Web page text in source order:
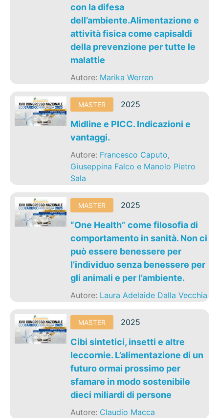
con la difesa
dell’ambiente.Alimentazione e
attività fisica come capisaldi
della prevenzione per tutte le
malattie
Autore: Marika Werren
MASTER 2025
Midline e PICC. Indicazioni e
vantaggi.
Autore: Francesco Caputo,
Giuseppina Falco e Manolo Pietro
Sala
MASTER 2025
“One Health” come filosofia di
comportamento in sanità. Non ci
può essere benessere per
l’individuo senza benessere per
gli animali e per l’ambiente.
Autore: Laura Adelaide Dalla Vecchia
MASTER 2025
Cibi sintetici, insetti e altre
leccornie. L’alimentazione di un
futuro ormai prossimo per
sfamare in modo sostenibile
dieci miliardi di persone
Autore: Claudio Macca